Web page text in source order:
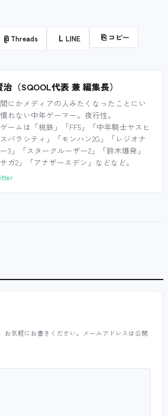
@ Threads L LINE ⎘ コピー
（SQOOL代表 兼 編集長）
にかメディアの人みたくなったことにい
れない中年ゲーマー。夜行性。
ームは「桃鉄」「FF5」「中年騎士ヤスヒ
バラシティ」「モンハン2G」「レジオナ
3」「スタークルーザー2」「鈴木爆発」
サガ2」「アナザーエデン」などなど。
お気軽にお書きください。メールアドレスは公開